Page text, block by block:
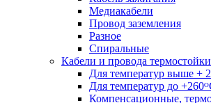
Медиакабели
Провод заземления
Разное
Спиральные
Кабели и провода
Для температур выше +
Для температур до
Компенсационные,